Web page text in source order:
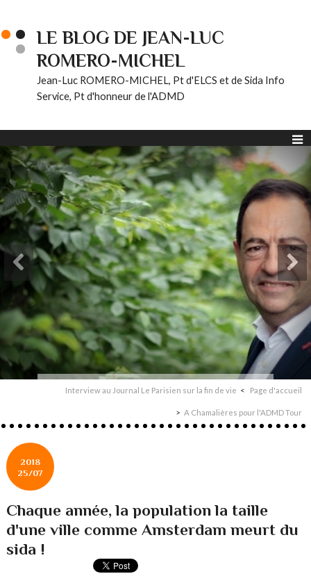
LE BLOG DE JEAN-LUC
ROMERO-MICHEL
Jean-Luc ROMERO-MICHEL, Pt d'ELCS et de Sida Info
Service, Pt d'honneur de l'ADMD
Interview au Journal Le Parisien sur la fin de vie Page d'accueil
A Chamalières pour l'ADMD Tour
2018
25/07
Chaque année, la population la taille
d'une ville comme Amsterdam meurt du
sida !